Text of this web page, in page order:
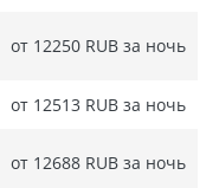
от 12250 RUB за ночь
от 12513 RUB за ночь
от 12688 RUB за ночь